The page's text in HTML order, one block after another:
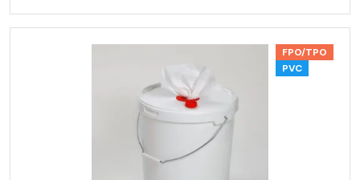
FPO/TPO
PVC